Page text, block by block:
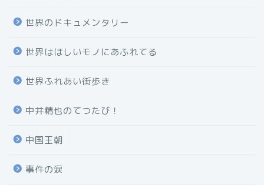
世界のドキュメンタリー
世界はほしいモノにあふれてる
世界ふれあい街歩き
中井精也のてつたび！
中国王朝
事件の涙